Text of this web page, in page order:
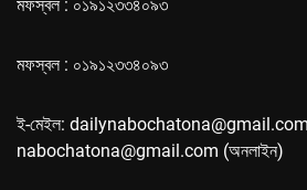
মফস্বল : ০১৯১২৩৩৪০৯৩
মফস্বল : ০১৯১২৩৩৪০৯৩
ই-মেইল: dailynabochatona@gmail.com
nabochatona@gmail.com (অনলাইন)